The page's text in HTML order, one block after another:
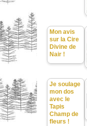
Mon avis
sur la Cire
Divine de
Nair !
Je soulage
mon dos
avec le
Tapis
Champ de
fleurs !